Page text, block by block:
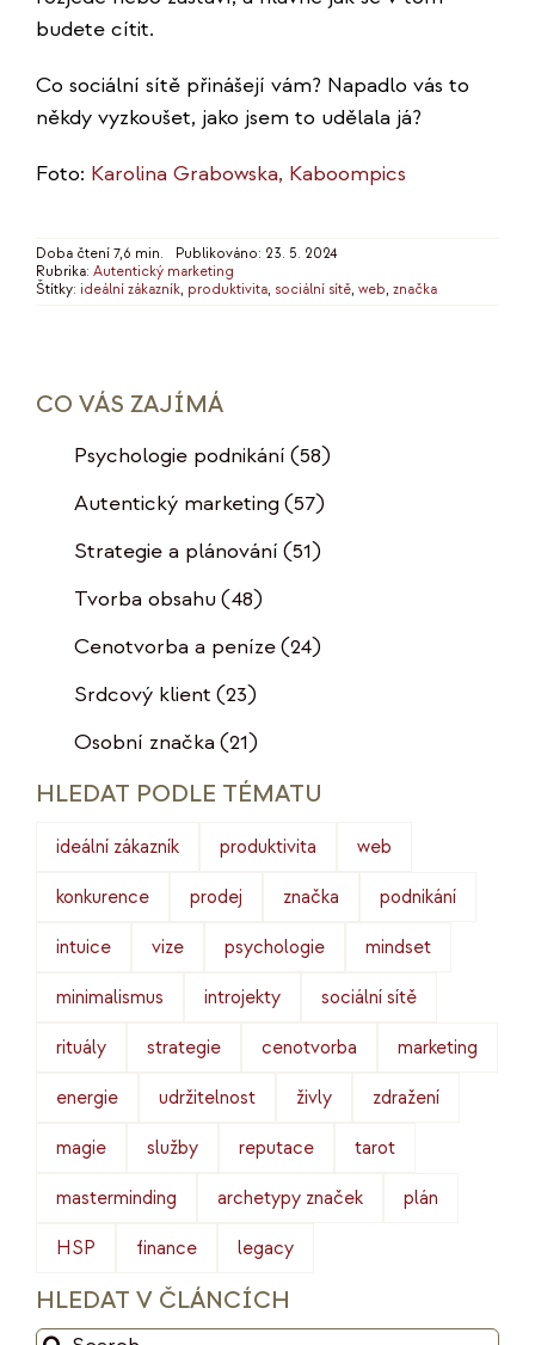
budete cítit.
Co sociální sítě přinášejí vám? Napadlo vás to
někdy vyzkoušet, jako jsem to udělala já?
Foto: Karolina Grabowska, Kaboompics
Doba čtení 7,6 min.
Publikováno: 23. 5. 2024
Rubrika: Autentický marketing
Štítky: ideální zákazník, produktivita, sociální sítě, web, značka
CO VÁS ZAJÍMÁ
Psychologie podnikání (58)
Autentický marketing (57)
Strategie a plánování (51)
Tvorba obsahu (48)
Cenotvorba a peníze(24)
Srdcový klient (23)
Osobní značka (21)
HLEDAT PODLE TÉMATU
ideální zákazník produktivita web
konkurence prodej značka podnikání
intuice vize psychologie mindset
minimalismus introjekty sociální sítě
rituály strategie cenotvorba marketing
energie udržitelnost živly zdražení
magie služby reputace tarot
masterminding archetypy značek plán
HSP finance legacy
HLEDAT V ČLÁNCÍCH